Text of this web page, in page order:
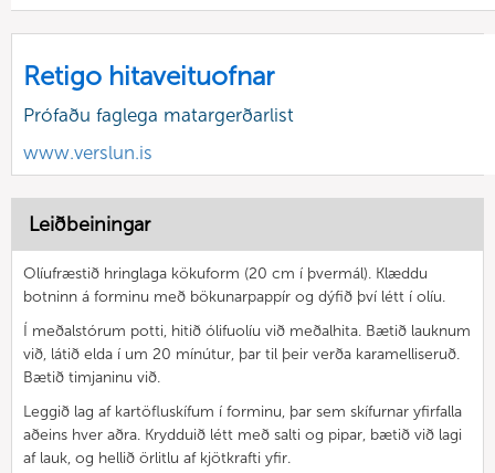
Retigo hitaveituofnar
Prófaðu faglega matargerðarlist
www.verslun.is
Leiðbeiningar
Olíufræstið hringlaga kökuform (20 cm í þvermál). Klæddu
botninn á forminu með bökunarpappír og dýfið því létt í olíu.
Í meðalstórum potti, hitið ólifuolíu við meðalhita. Bætið lauknum
við, látið elda í um 20 mínútur, þar til þeir verða karamelliseruð.
Bætið timjaninu við.
Leggið lag af kartöfluskífum í forminu, þar sem skífurnar yfirfalla
aðeins hver aðra. Krydduið létt með salti og pipar, bætið við lagi
af lauk, og hellið örlitlu af kjötkrafti yfir.